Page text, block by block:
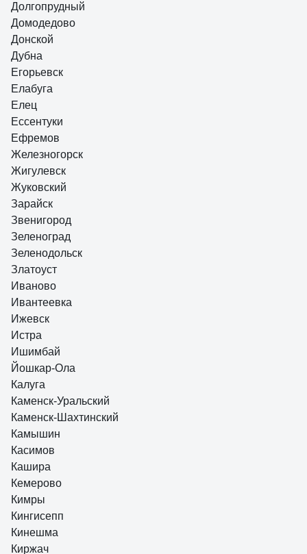
Долгопрудный
Домодедово
Донской
Дубна
Егорьевск
Елабуга
Елец
Ессентуки
Ефремов
Железногорск
Жигулевск
Жуковский
Зарайск
Звенигород
Зеленоград
Зеленодольск
Златоуст
Иваново
Ивантеевка
Ижевск
Истра
Ишимбай
Йошкар-Ола
Калуга
Каменск-Уральский
Каменск-Шахтинский
Камышин
Касимов
Кашира
Кемерово
Кимры
Кингисепп
Кинешма
Киржач